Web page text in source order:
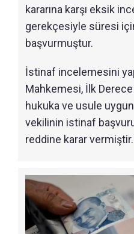
kararına karşı eksik
gerekçesiyle süresi
başvurmuştur.
İstinaf incelemesini
Mahkemesi, İlk
hukuka ve usule
vekilinin istinaf
reddine karar vermiştir.